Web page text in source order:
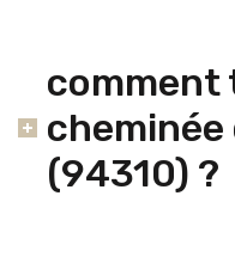
comment
cheminée
(94310) ?